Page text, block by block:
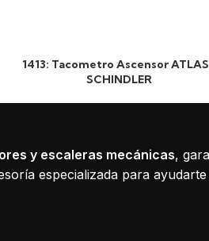
1413: Tacometro Ascensor
SCHINDLER
y escaleras mecánicas,
especializada para